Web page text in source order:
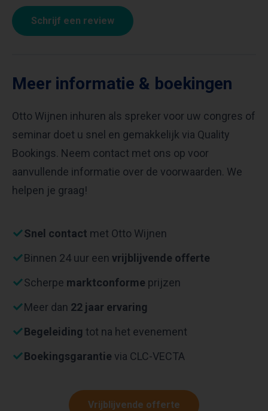
Schrijf een review
Meer informatie & boekingen
Otto Wijnen inhuren als spreker voor uw congres of
seminar doet u snel en gemakkelijk via Quality
Bookings. Neem contact met ons op voor
aanvullende informatie over de voorwaarden. We
helpen je graag!
Snel contact met Otto Wijnen
Binnen 24 uur een vrijblijvende offerte
Scherpe marktconforme prijzen
Meer dan 22 jaar ervaring
Begeleiding tot na het evenement
Boekingsgarantie via CLC-VECTA
Vrijblijvende offerte